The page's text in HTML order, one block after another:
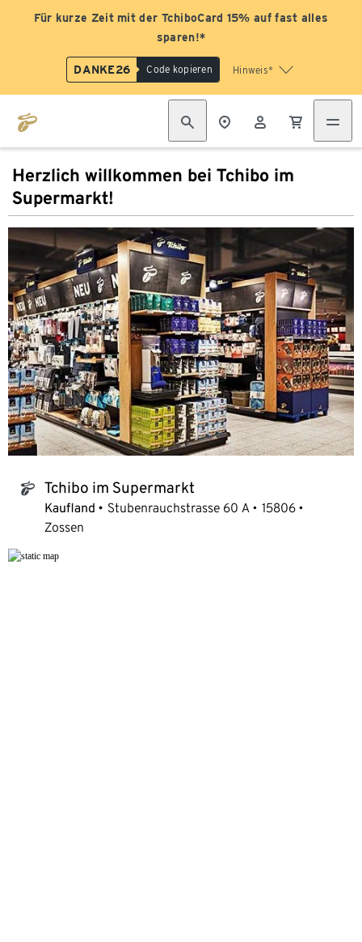
Für kurze Zeit mit der TchiboCard 15% auf fast alles
sparen!*
DANKE26 Code kopieren Hinweis*
Herzlich willkommen bei Tchibo im
Supermarkt!
tchibo_logo Tchibo im Supermarkt
Kaufland Stubenrauchstrasse 60 A
15806
Zossen